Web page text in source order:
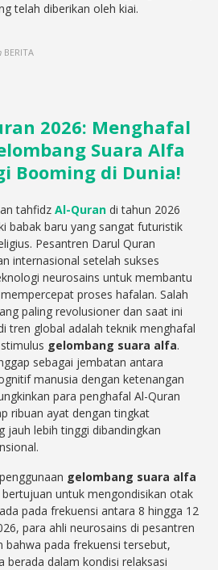
telah diberikan oleh kiai.
BERITA
2026: Menghafal
Suara Alfa
Booming di Dunia!
tahfidzAl-Quran di tahun 2026
babak baru yang sangat futuristik
Pesantren Darul Quran
internasional setelah sukses
neurosains untuk membantu
proses hafalan. Salah
paling revolusioner dan saat ini
tren global adalah teknik menghafal
gelombang suara alfa.
sebagai jembatan antara
manusia dengan ketenangan
para penghafal Al-Quran
ribuan ayat dengan tingkat
jauh lebih tinggi dibandingkan
gelombang suara alfa
untuk mengondisikan otak
pada frekuensi antara 8 hingga 12
para ahli neurosains di pesantren
bahwa pada frekuensi tersebut,
berada dalam kondisi relaksasi